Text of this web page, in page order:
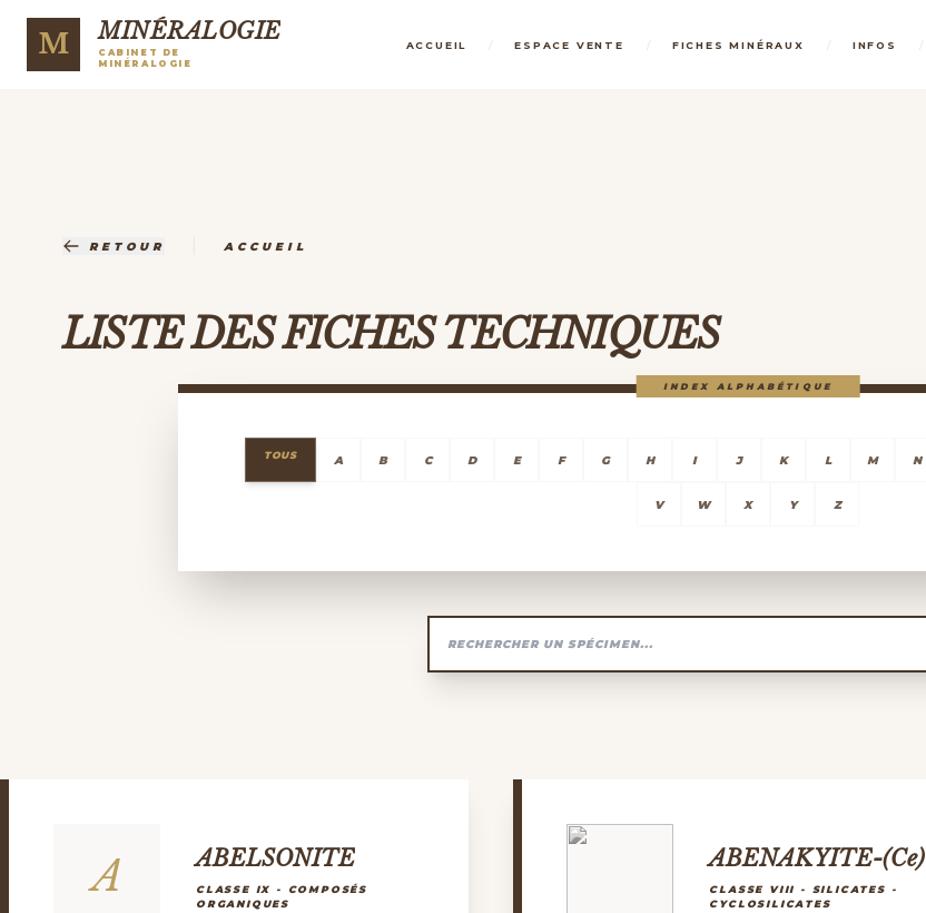
M MINÉRALOGIE
CABINET DE
MINÉRALOGIE
ACCUEIL / ESPACE VENTE / FICHES MINÉRAUX / INFOS /
RETOUR ACCUEIL
LISTE DES FICHES TECHNIQUES
INDEX ALPHABÉTIQUE
TOUS A B C D E F G H I J K L M N
V W X Y Z
A ABELSONITE
CLASSE IX - COMPOSÉS
ORGANIQUES
ABENAKYITE-(Ce)
CLASSE VIII - SILICATES -
CYCLOSILICATES